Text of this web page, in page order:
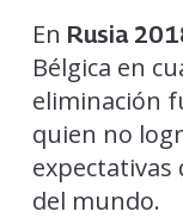
En Rusia
Bélgica en
eliminación
quien no
expectativas
del mundo.